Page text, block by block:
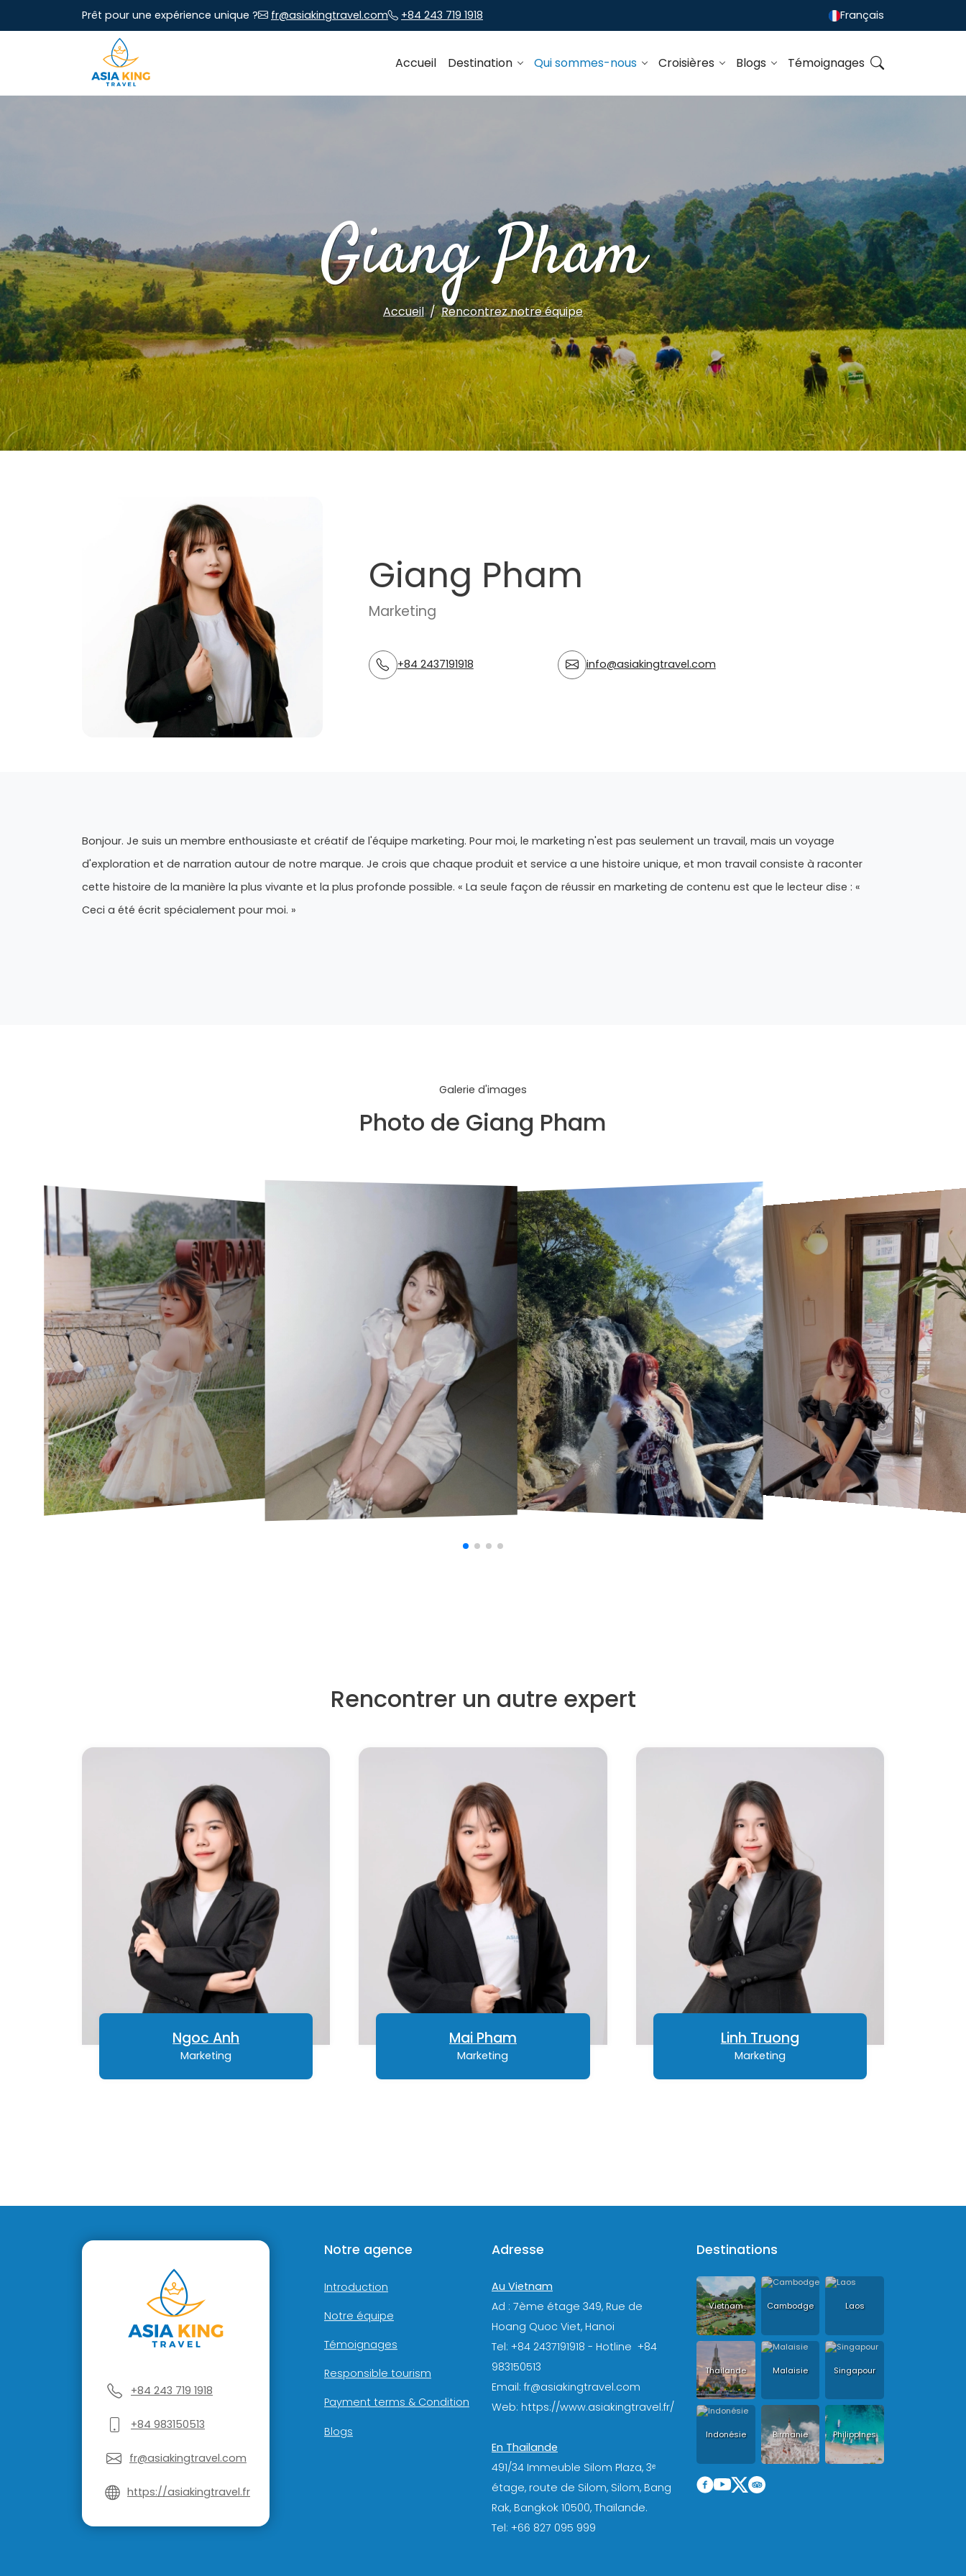
Prêt pour une expérience unique ? fr@asiakingtravel.com +84 243 719 1918 Français
Accueil Destination Qui sommes-nous Croisières Blogs Témoignages
Giang Pham
Accueil Rencontrez notre équipe
Giang Pham
Marketing
+84 2437191918 info@asiakingtravel.com
Bonjour. Je suis un membre enthousiaste et créatif de l'équipe marketing. Pour moi, le marketing n'est pas seulement un travail, mais un voyage
d'exploration et de narration autour de notre marque. Je crois que chaque produit et service a une histoire unique, et mon travail consiste à raconter
cette histoire de la manière la plus vivante et la plus profonde possible. « La seule façon de réussir en marketing de contenu est que le lecteur dise : «
Ceci a été écrit spécialement pour moi. »
Galerie d'images
Photo de Giang Pham
Rencontrer un autre expert
Ngoc Anh
Marketing
Mai Pham
Marketing
Linh Truong
Marketing
+84 243 719 1918
+84 983150513
fr@asiakingtravel.com
https://asiakingtravel.fr
Notre agence
Introduction
Notre équipe
Témoignages
Responsible tourism
Payment terms & Condition
Blogs
Adresse
Au Vietnam
Ad : 7ème étage 349, Rue de
Hoang Quoc Viet, Hanoi
Tel: +84 2437191918 - Hotline +84
983150513
Email: fr@asiakingtravel.com
Web: https://www.asiakingtravel.fr/
En Thailande
491/34 Immeuble Silom Plaza, 3ᵉ
étage, route de Silom, Silom, Bang
Rak, Bangkok 10500, Thaïlande.
Tel: +66 827 095 999
Destinations
Vietnam Cambodge Laos
Thailande Malaisie Singapour
Indonésie Birmanie Philippines